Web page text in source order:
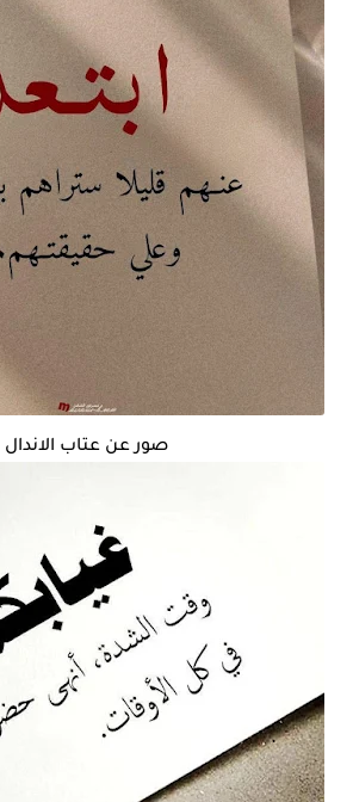
صور عن عتاب الاندال